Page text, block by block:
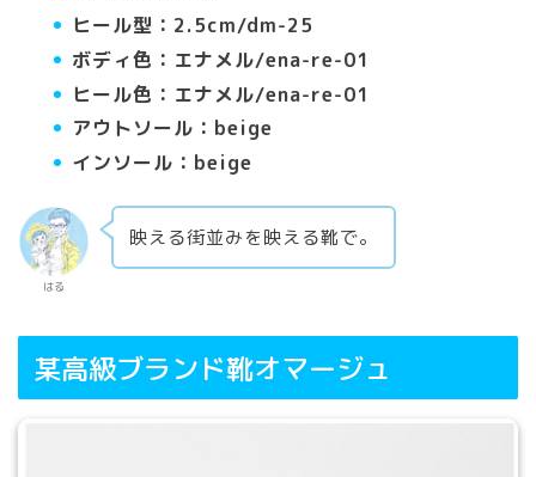
ヒール型：2.5cm/dm-25
ボディ色：エナメル/ena-re-01
ヒール色：エナメル/ena-re-01
アウトソール：beige
インソール：beige
はる
映える街並みを映える靴で。
某高級ブランド靴オマージュ